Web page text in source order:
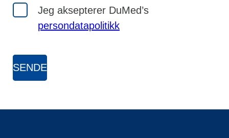
Jeg aksepterer DuMed’s
persondatapolitikk